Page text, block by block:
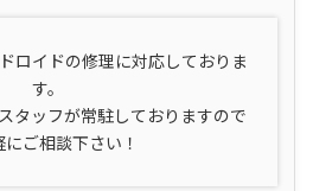
ロイドの修理に対応しておりま
す。
タッフが常駐しておりますので
にご相談下さい！